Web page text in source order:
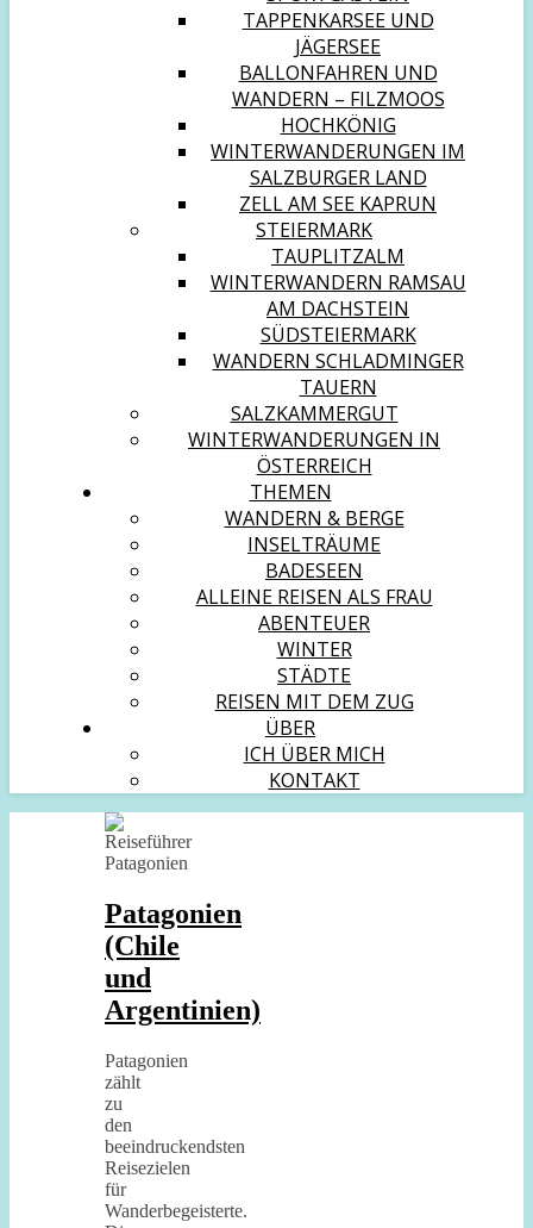
TAPPENKARSEE UND
JÄGERSEE
BALLONFAHREN UND
WANDERN – FILZMOOS
HOCHKÖNIG
WINTERWANDERUNGEN IM
SALZBURGER LAND
ZELL AM SEE KAPRUN
STEIERMARK
TAUPLITZALM
WINTERWANDERN RAMSAU
AM DACHSTEIN
SÜDSTEIERMARK
WANDERN SCHLADMINGER
TAUERN
SALZKAMMERGUT
WINTERWANDERUNGEN IN
ÖSTERREICH
THEMEN
WANDERN & BERGE
INSELTRÄUME
BADESEEN
ALLEINE REISEN ALS FRAU
ABENTEUER
WINTER
STÄDTE
REISEN MIT DEM ZUG
ÜBER
ICH ÜBER MICH
KONTAKT
Patagonien
(Chile
und
Argentinien)
Patagonien
zählt
zu
den
beeindruckendsten
Reisezielen
für
Wanderbegeisterte.